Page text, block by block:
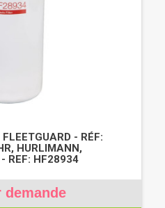
- RÉF:
HURLIMANN,
REF: HF28934
demande